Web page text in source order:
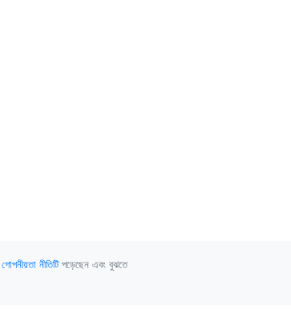
গোপনীয়তা নীতিটি পড়েছেন এবং বুঝতে